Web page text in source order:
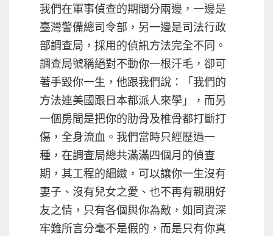
我們在軍事偵查的期間分兩邊，一邊是
臺灣警備總司令部，另一邊是司法行政
部調查局，採用的偵訊方法完全不同。
調查局號稱絕對不動你一根汗毛，卻可
著手毀你一生，他跟我們說：「我們的
方法連美國跟日本都派人來學」，而另
一個房間是把你的肋骨及椎骨都打斷打
傷，全身流血。我們當時只經歷過一
種，在調查局總共滿滿四個月的偵查
期，其工程的細緻，可以讓你一生沒有
妻子、沒有兒女之愛、也不再有親朋好
友之情，只有各個與你為敵，如同資深
牢難所言分毫不是假的，而是只有你真